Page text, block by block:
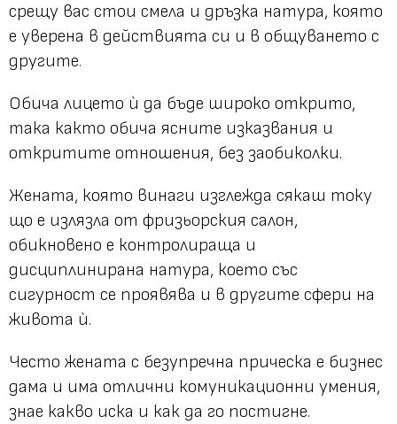
срещу вас стои смела и дръзка натура, която
е уверена в действията си и в общуването с
другите.
Обича лицето ѝ да бъде широко открито,
така както обича ясните изказвания и
откритите отношения, без заобиколки.
Жената, която винаги изглежда сякаш току
що е излязла от фризьорския салон,
обикновено е контролираща и
дисциплинирана натура, което със
сигурност се проявява и в другите сфери на
живота ѝ.
Често жената с безупречна прическа е бизнес
дама и има отлични комуникационни умения,
знае какво иска и как да го постигне.